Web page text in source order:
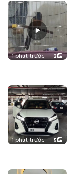
1 phút trước 2
1 phút trước 5